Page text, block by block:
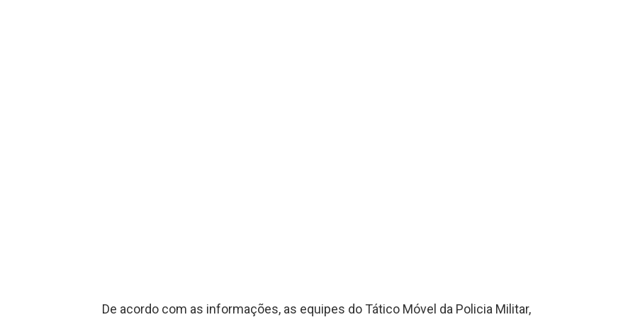
De acordo com as informações, as equipes do Tático Móvel da Policia Militar,